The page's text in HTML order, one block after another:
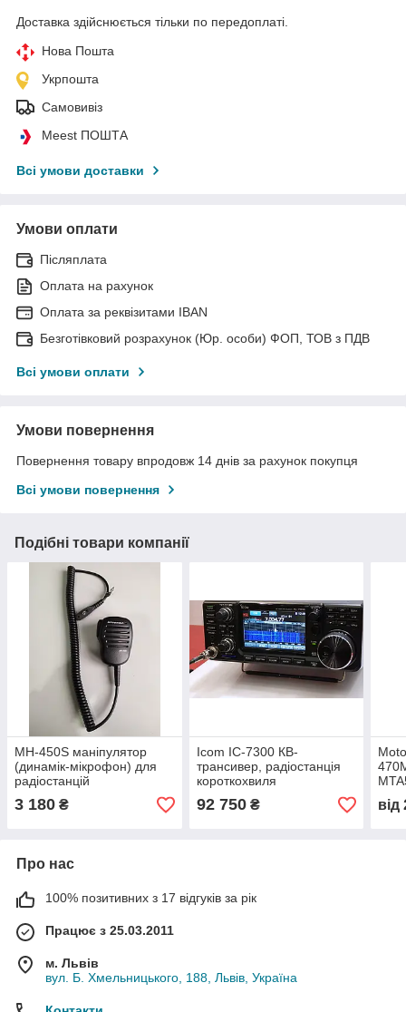
Доставка здійснюється тільки по передоплаті.
Нова Пошта
Укрпошта
Самовивіз
Meest ПОШТА
Всі умови доставки
Умови оплати
Післяплата
Оплата на рахунок
Оплата за реквізитами IBAN
Безготівковий розрахунок (Юр. особи) ФОП, ТОВ з ПДВ
Всі умови оплати
Умови повернення
Повернення товару впродовж 14 днів за рахунок покупця
Всі умови повернення
Подібні товари компанії
MH-450S маніпулятор
(динамік-мікрофон) для
радіостанцій
Motorola/Vertex
3 180 ₴
Icom IC-7300 КВ-
трансивер, радіостанція
короткохвиля
92 750₴ від
Про нас
100% позитивних з 17 відгуків за рік
Працює з 25.03.2011
м. Львів
вул. Б. Хмельницького, 188, Львів, Україна